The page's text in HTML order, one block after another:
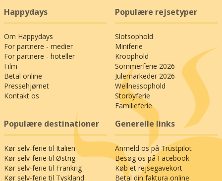
Happydays
Om Happydays
For partnere - medier
For partnere - hoteller
Film
Betal online
Pressehjørnet
Kontakt os
Populære rejsetyper
Slotsophold
Miniferie
Kroophold
Sommerferie 2026
Julemarkeder 2026
Wellnessophold
Storbyferie
Familieferie
Populære destinationer
Kør selv-ferie til Italien
Kør selv-ferie til Østrig
Kør selv-ferie til Frankrig
Kør selv-ferie til Tyskland
Generelle links
Anmeld os på Trustpilot
Besøg os på Facebook
Køb et rejsegavekort
Betal din faktura online